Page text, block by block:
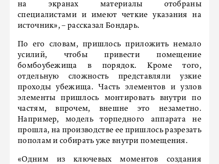
на экранах материалы отобраны
специалистами и имеют четкие указания на
источник», – рассказал Бондарь.
По его словам, пришлось приложить немало
усилий, чтобы привести помещение
бомбоубежища в порядок. Кроме того,
отдельную сложность представляли узкие
проходы убежища. Часть элементов и узлов
элементы пришлось монтировать внутри по
частям, впрочем, внешне это незаметно.
Например, модель торпедного аппарата не
прошла, на производстве ее пришлось разрезать
пополам и собирать уже внутри помещения.
«Одним из ключевых моментов создания